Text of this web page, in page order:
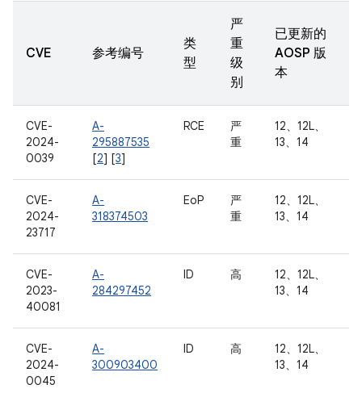
CVE 参考编号
类
型
严
重
级
别
已更新的
AOSP 版
本
CVE-
2024-
0039
A-
295887535
[2] [3]
RCE
严
重
12、12L、
13、14
CVE-
2024-
23717
A-
318374503
EoP
严
重
12、12L、
13、14
CVE-
2023-
40081
A-
284297452
ID 高
12、12L、
13、14
CVE-
2024-
0045
A-
300903400
ID 高
12、12L、
13、14